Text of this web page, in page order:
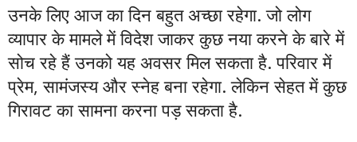
उनके लिए आज का दिन बहुत अच्छा रहेगा. जो लोग
व्यापार के मामले में विदेश जाकर कुछ नया करने के बारे में
सोच रहे हैं उनको यह अवसर मिल सकता है. परिवार में
प्रेम, सामंजस्य और स्नेह बना रहेगा. लेकिन सेहत में कुछ
गिरावट का सामना करना पड़ सकता है.